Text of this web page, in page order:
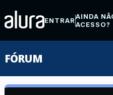
ENTRARAINDA
ACESSO?
FÓRUM